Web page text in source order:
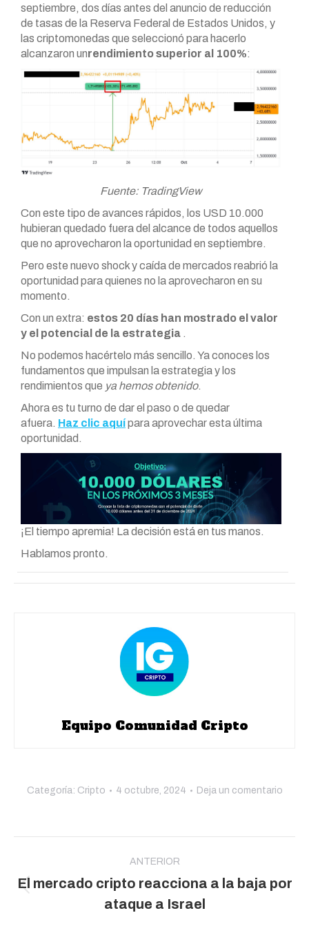
septiembre, dos días antes del anuncio de reducción
de tasas de la Reserva Federal de Estados Unidos, y
las criptomonedas que seleccionó para hacerlo
alcanzaron unrendimiento superior al 100%:
Fuente: TradingView
Con este tipo de avances rápidos, los USD 10.000
hubieran quedado fuera del alcance de todos aquellos
que no aprovecharon la oportunidad en septiembre.
Pero este nuevo shock y caída de mercados reabrió la
oportunidad para quienes no la aprovecharon en su
momento.
Con un extra: estos 20 días han mostrado el valor
y el potencial de la estrategia .
No podemos hacértelo más sencillo. Ya conoces los
fundamentos que impulsan la estrategia y los
rendimientos que ya hemos obtenido.
Ahora es tu turno de dar el paso o de quedar
afuera. Haz clic aquípara aprovechar esta última
oportunidad.
¡El tiempo apremia! La decisión está en tus manos.
Hablamos pronto.
Equipo Comunidad Cripto
Categoría: Cripto 4 octubre, 2024 Deja un comentario
publicaciones
ANTERIOR
Publicación
anterior:
El mercado cripto reacciona a la baja por
ataque a Israel